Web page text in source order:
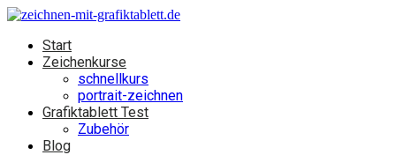
Start
Zeichenkurse
schnellkurs
portrait-zeichnen
Grafiktablett Test
Zubehör
Blog